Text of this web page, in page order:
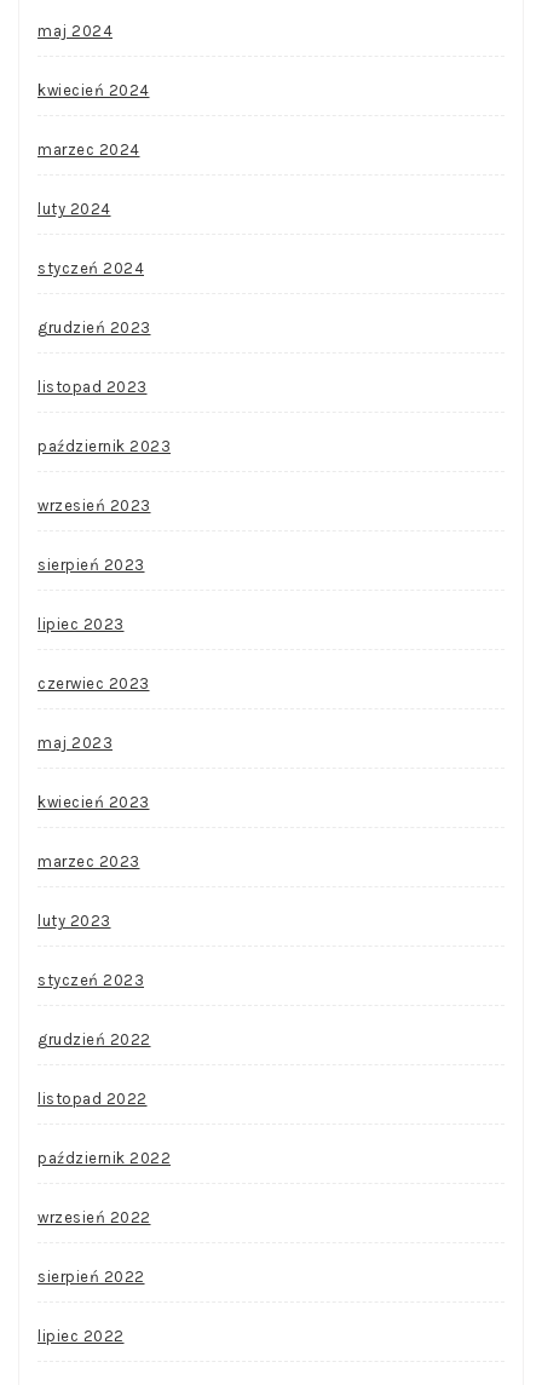
maj 2024
kwiecień 2024
marzec 2024
luty 2024
styczeń 2024
grudzień 2023
listopad 2023
październik 2023
wrzesień 2023
sierpień 2023
lipiec 2023
czerwiec 2023
maj 2023
kwiecień 2023
marzec 2023
luty 2023
styczeń 2023
grudzień 2022
listopad 2022
październik 2022
wrzesień 2022
sierpień 2022
lipiec 2022